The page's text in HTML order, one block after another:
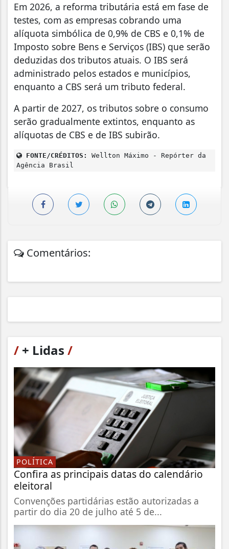
Em 2026, a reforma tributária está em fase de
testes, com as empresas cobrando uma
alíquota simbólica de 0,9% de CBS e 0,1% de
Imposto sobre Bens e Serviços (IBS) que serão
deduzidas dos tributos atuais. O IBS será
administrado pelos estados e municípios,
enquanto a CBS será um tributo federal.
A partir de 2027, os tributos sobre o consumo
serão gradualmente extintos, enquanto as
alíquotas de CBS e de IBS subirão.
FONTE/CRÉDITOS:
Wellton Máximo - Repórter da
Agência Brasil
Comentários:
/ + Lidas /
POLÍTICA
Confira as principais datas do calendário
eleitoral
Convenções partidárias estão autorizadas a
partir do dia 20 de julho até 5 de...